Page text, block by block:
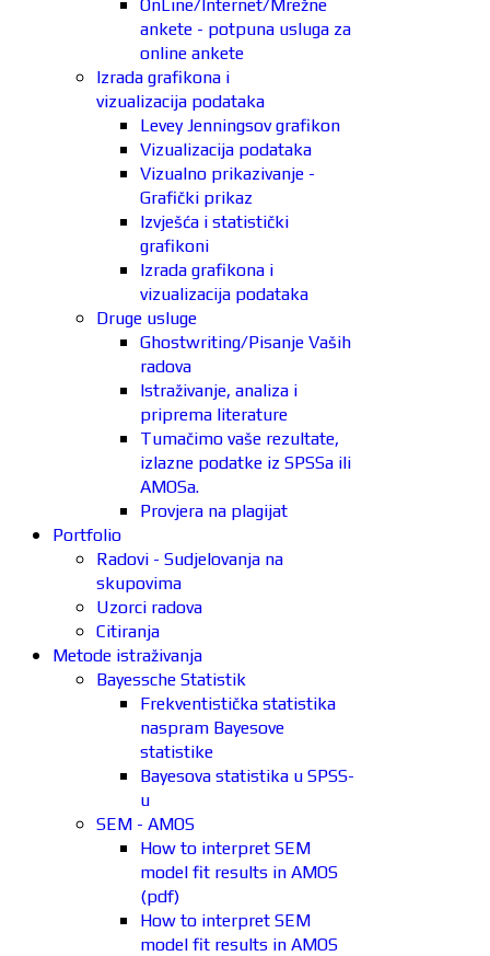
OnLine/Internet/Mrežne
ankete - potpuna usluga za
online ankete
Izrada grafikona i
vizualizacija podataka
Levey Jenningsov grafikon
Vizualizacija podataka
Vizualno prikazivanje -
Grafički prikaz
Izvješća i statistički
grafikoni
Izrada grafikona i
vizualizacija podataka
Druge usluge
Ghostwriting/Pisanje Vaših
radova
Istraživanje, analiza i
priprema literature
Tumačimo vaše rezultate,
izlazne podatke iz SPSSa ili
AMOSa.
Provjera na plagijat
Portfolio
Radovi - Sudjelovanja na
skupovima
Uzorci radova
Citiranja
Metode istraživanja
Bayessche Statistik
Frekventistička statistika
naspram Bayesove
statistike
Bayesova statistika u SPSS-
u
SEM - AMOS
How to interpret SEM
model fit results in AMOS
(pdf)
How to interpret SEM
model fit results in AMOS